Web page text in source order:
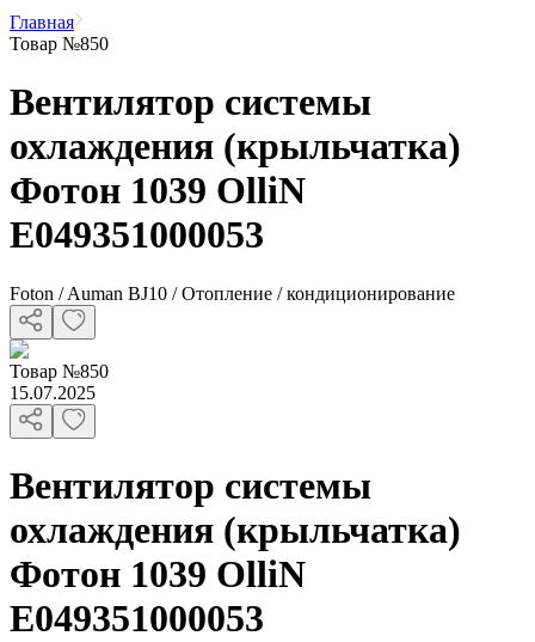
Главная
Товар №850
Вентилятор системы
охлаждения (крыльчатка)
Фотон 1039 OlliN
E049351000053
Foton / Auman BJ10 / Отопление / кондиционирование
Товар №850
15.07.2025
Вентилятор системы
охлаждения (крыльчатка)
Фотон 1039 OlliN
E049351000053